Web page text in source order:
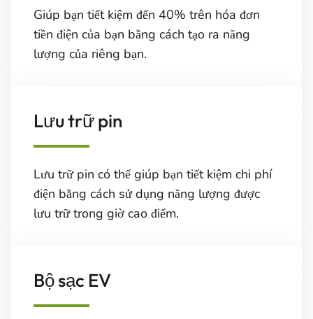
Giúp bạn tiết kiệm đến 40% trên hóa đơn
tiền điện của bạn bằng cách tạo ra năng
lượng của riêng bạn.
Lưu trữ pin
Lưu trữ pin có thể giúp bạn tiết kiệm chi phí
điện bằng cách sử dụng năng lượng được
lưu trữ trong giờ cao điểm.
Bộ sạc EV